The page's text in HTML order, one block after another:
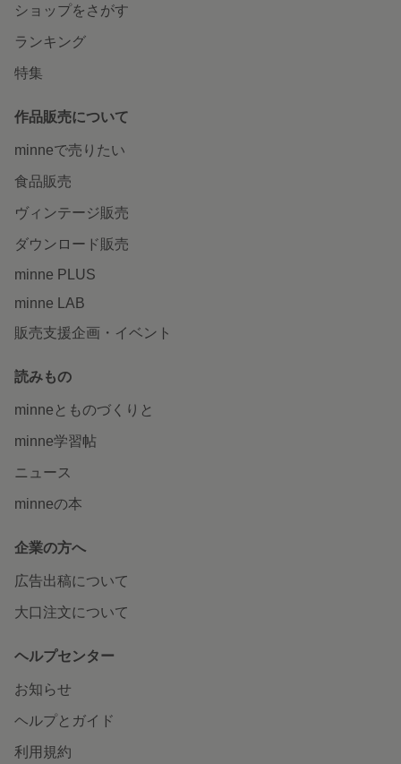
ショップをさがす
ランキング
特集
作品販売について
minneで売りたい
食品販売
ヴィンテージ販売
ダウンロード販売
minne PLUS
minne LAB
販売支援企画・イベント
読みもの
minneとものづくりと
minne学習帖
ニュース
minneの本
企業の方へ
広告出稿について
大口注文について
ヘルプセンター
お知らせ
ヘルプとガイド
利用規約